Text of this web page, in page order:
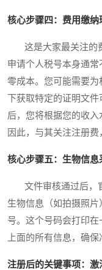
核心步骤四：费用缴纳
这是大家最关注的
申请个人税号本身通
零成本。您可能需要
下获取特定的证明文
后，您将根据您的收入
因此，与其关注注册费
核心步骤五：生物信息
文件审核通过后，
生物信息（如拍摄照
号。这个号码会打印
上面的所有信息，确保
注册后的关键事项：激